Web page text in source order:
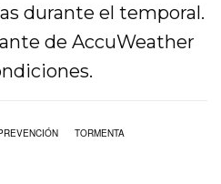
durante el temporal.
de AccuWeather
TORMENTA